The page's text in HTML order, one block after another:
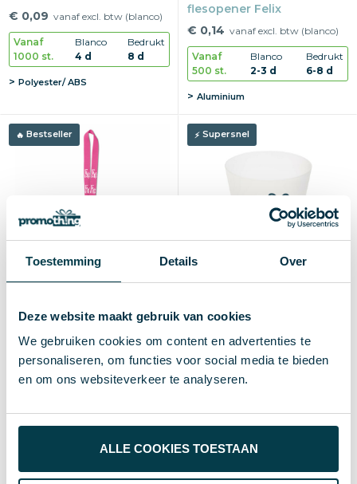
Toestemming Details Over
Deze website maakt gebruik van cookies
We gebruiken cookies om content en advertenties te
personaliseren, om functies voor social media te bieden
en om ons websiteverkeer te analyseren.
ALLE COOKIES TOESTAAN
€ 0,09 vanaf excl. btw (blanco)
Vanaf
1000 st.
Blanco
4 d
Bedrukt
8 d
Polyester/ ABS
flesopener Felix
€ 0,14 vanaf excl. btw (blanco)
Vanaf
500 st.
Blanco
2-3 d
Bedrukt
6-8 d
Aluminium
Bestseller
Polyester lanyard Simple
lany | 20 mm | Metalen
haak
€ 0,17 vanaf excl. btw (blanco)
500 st.
2-3 d
4-5 d
Blanco of bedrukken
Max300×20 mm
Supersnel
Kunststof | 300 ml |
Herbruikbaar
€ 0,17 vanaf excl. btw
1-4 kleuren